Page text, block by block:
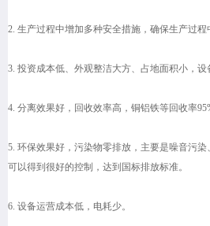
2. 生产过程中增加多种安全措施，确保生产过
3. 投资成本低、外观整洁大方、占地面积小，设
4. 分离效果好，回收效率高，铜铝铁等回收率
5. 环保效果好，污染物零排放，主要是噪音污
可以得到很好的控制，达到国标排放标准。
6. 设备运营成本低，电耗少。